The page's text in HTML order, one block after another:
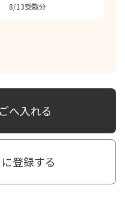
8/13受取分
へ入れる
登録する